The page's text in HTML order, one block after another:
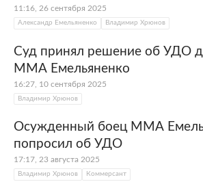
11:16, 26 сентября 2025
Александр Емельяненко Владимир Хрюнов
Суд принял решение об УДО
ММА Емельяненко
16:27, 10 сентября 2025
Владимир Хрюнов
Осужденный боец ММА
попросил об УДО
17:17, 23 августа 2025
Владимир Хрюнов Коммерсант